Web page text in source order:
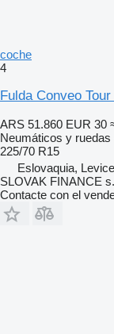
coche
4
Fulda Conveo Tour
ARS 51.860 EUR 30
Neumáticos y
225/70 R15
Eslovaquia, Levice
SLOVAK FINANCE
Contacte con el